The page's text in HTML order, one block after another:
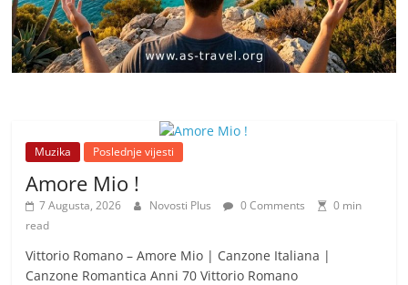
Muzika Poslednje vijesti
Amore Mio !
7 Augusta, 2026 Novosti Plus 0 Comments
0 min
read
Vittorio Romano – Amore Mio | Canzone Italiana |
Canzone Romantica Anni 70 Vittorio Romano